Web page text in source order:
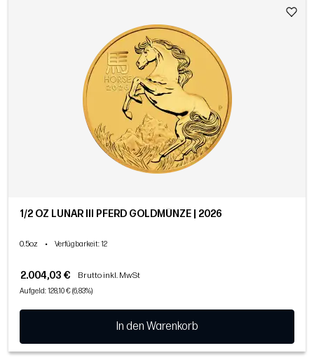
1/2 OZ LUNAR III PFERD GOLDMÜNZE | 2026
0.5oz • Verfügbarkeit: 12
2.004,03 € Brutto inkl. MwSt
Aufgeld: 128,10 € (6,83%)
In den Warenkorb